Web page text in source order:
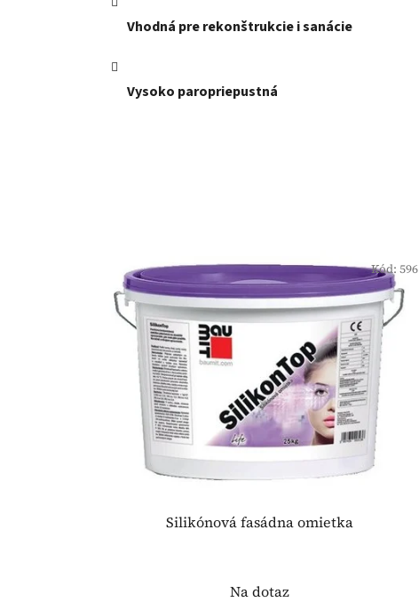
Vhodná pre rekonštrukcie i sanácie
Vysoko paropriepustná
Silikónová fasádna omietka
Na dotaz
Kód:596